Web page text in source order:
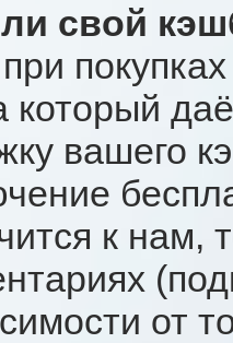
свой
который
вашего
к нам,
от